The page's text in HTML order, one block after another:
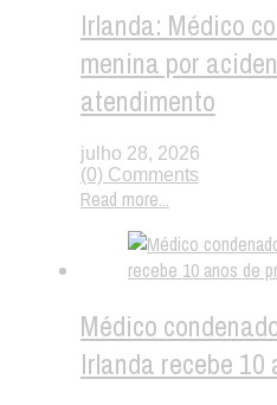
Irlanda: Médico
menina por
atendimento
julho 28, 2026
(0) Comments
Read more...
Médico
Irlanda recebe 10